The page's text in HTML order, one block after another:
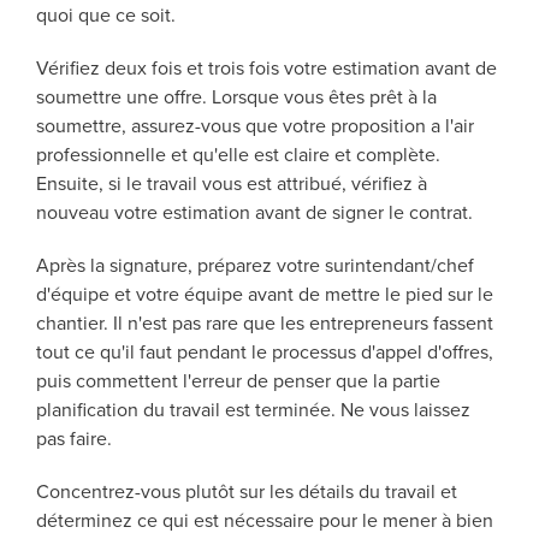
quoi que ce soit.
Vérifiez deux fois et trois fois votre estimation avant de
soumettre une offre. Lorsque vous êtes prêt à la
soumettre, assurez-vous que votre proposition a l'air
professionnelle et qu'elle est claire et complète.
Ensuite, si le travail vous est attribué, vérifiez à
nouveau votre estimation avant de signer le contrat.
Après la signature, préparez votre surintendant/chef
d'équipe et votre équipe avant de mettre le pied sur le
chantier. Il n'est pas rare que les entrepreneurs fassent
tout ce qu'il faut pendant le processus d'appel d'offres,
puis commettent l'erreur de penser que la partie
planification du travail est terminée. Ne vous laissez
pas faire.
Concentrez-vous plutôt sur les détails du travail et
déterminez ce qui est nécessaire pour le mener à bien